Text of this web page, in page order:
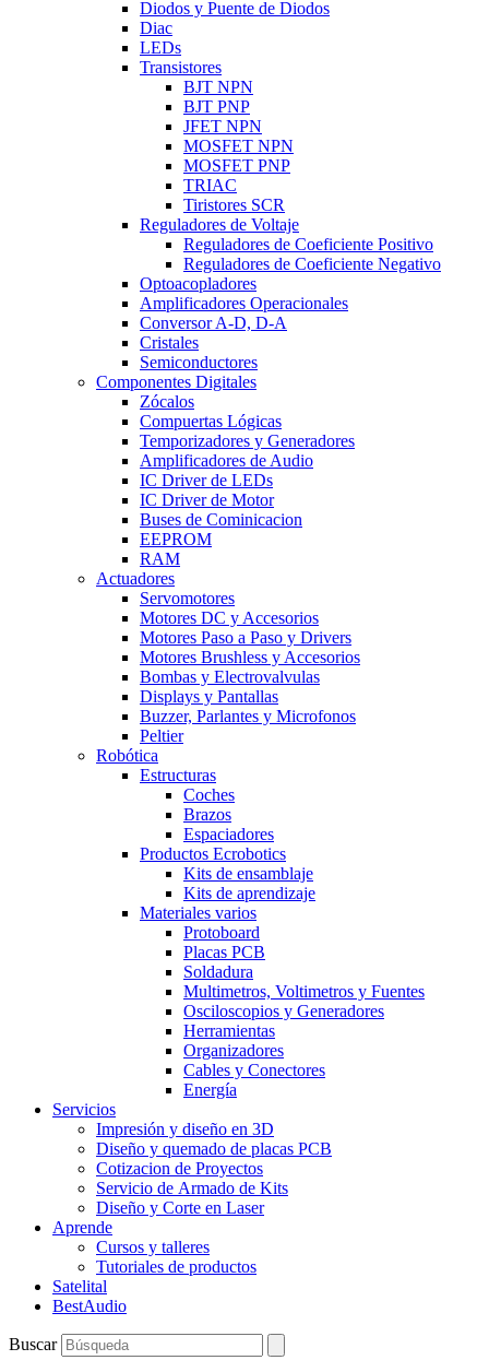
Diodos y Puente de Diodos
Diac
LEDs
Transistores
BJT NPN
BJT PNP
JFET NPN
MOSFET NPN
MOSFET PNP
TRIAC
Tiristores SCR
Reguladores de Voltaje
Reguladores de Coeficiente Positivo
Reguladores de Coeficiente Negativo
Optoacopladores
Amplificadores Operacionales
Conversor A-D, D-A
Cristales
Semiconductores
Componentes Digitales
Zócalos
Compuertas Lógicas
Temporizadores y Generadores
Amplificadores de Audio
IC Driver de LEDs
IC Driver de Motor
Buses de Cominicacion
EEPROM
RAM
Actuadores
Servomotores
Motores DC y Accesorios
Motores Paso a Paso y Drivers
Motores Brushless y Accesorios
Bombas y Electrovalvulas
Displays y Pantallas
Buzzer, Parlantes y Microfonos
Peltier
Robótica
Estructuras
Coches
Brazos
Espaciadores
Productos Ecrobotics
Kits de ensamblaje
Kits de aprendizaje
Materiales varios
Protoboard
Placas PCB
Soldadura
Multimetros, Voltimetros y Fuentes
Osciloscopios y Generadores
Herramientas
Organizadores
Cables y Conectores
Energía
Servicios
Impresión y diseño en 3D
Diseño y quemado de placas PCB
Cotizacion de Proyectos
Servicio de Armado de Kits
Diseño y Corte en Laser
Aprende
Cursos y talleres
Tutoriales de productos
Satelital
BestAudio
Buscar